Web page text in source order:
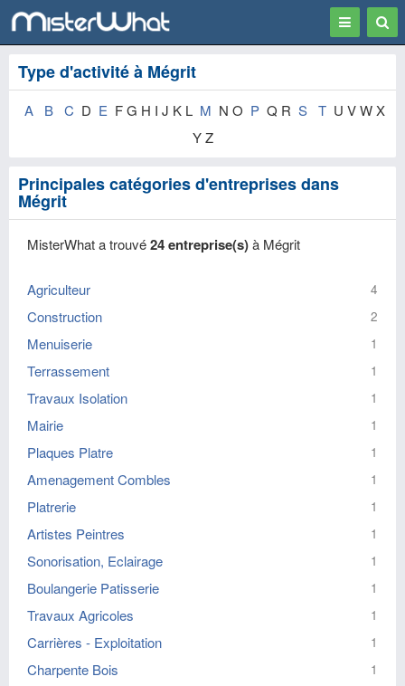
Toggle
Type d'activité à Mégrit
A B C D E F G H I J K L M N O P Q R S T U V W X
Y Z
Principales catégories d'entreprises dans
Mégrit
MisterWhat a trouvé24 entreprise(s)à Mégrit
Agriculteur 4
Construction 2
Menuiserie 1
Terrassement 1
Travaux Isolation 1
Mairie 1
Plaques Platre 1
Amenagement Combles 1
Platrerie 1
Artistes Peintres 1
Sonorisation, Eclairage 1
Boulangerie Patisserie 1
Travaux Agricoles 1
Carrières - Exploitation 1
Charpente Bois 1